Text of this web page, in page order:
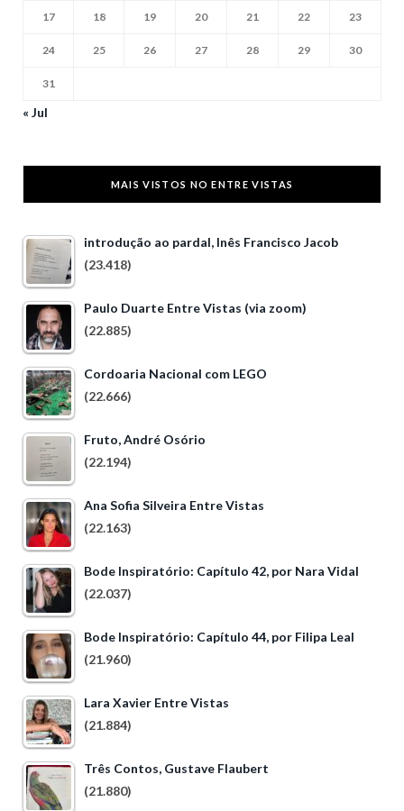
17 18 19 20 21 22 23
24 25 26 27 28 29 30
31
« Jul
MAIS VISTOS NO ENTRE VISTAS
introdução ao pardal, Inês Francisco Jacob
(23.418)
Paulo Duarte Entre Vistas (via zoom)
(22.885)
Cordoaria Nacional com LEGO
(22.666)
Fruto, André Osório
(22.194)
Ana Sofia Silveira Entre Vistas
(22.163)
Bode Inspiratório: Capítulo 42, por Nara Vidal
(22.037)
Bode Inspiratório: Capítulo 44, por Filipa Leal
(21.960)
Lara Xavier Entre Vistas
(21.884)
Três Contos, Gustave Flaubert
(21.880)